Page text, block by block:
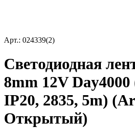
Арт.: 024339(2)
Светодиодная
8mm 12V
IP20, 2835, 5m)
Открытый)